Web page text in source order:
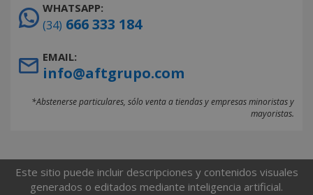
WHATSAPP:
(34) 666 333 184
EMAIL:
info@aftgrupo.com
*Abstenerse particulares, sólo venta a tiendas y empresas minoristas y
mayoristas.
Este sitio puede incluir descripciones y contenidos visuales
generados o editados mediante inteligencia artificial.